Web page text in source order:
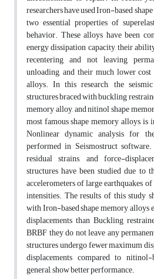
researchers have used Iron-based
two essential properties of
behavior. These alloys have been
energy dissipation capacity, their
recentering and not leaving
unloading, and their much lower
alloys. In this research, the
structures braced with buckling
memory alloy, and nitinol shape
most famous shape memory alloys,
Nonlinear dynamic analysis for
performed in Seismostruct
residual strains, and force-
structures have been studied due
accelerometers of large earthquakes
intensities. The results of this study
with Iron-based shape memory alloys
displacements than Buckling
BRBF they do not leave any
structures undergo fewer maximum
displacements compared to
general, show better performance.